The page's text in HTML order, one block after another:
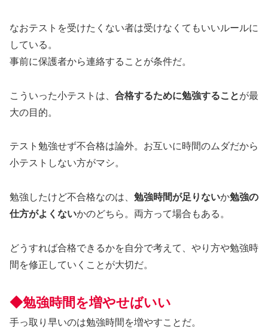
なおテストを受けたくない者は受けなくてもいいルールに
している。
事前に保護者から連絡することが条件だ。
こういった小テストは、 合格するために勉強することが最
大の目的。
テスト勉強せず不合格は論外。お互いに時間のムダだから
小テストしない方がマシ。
勉強したけど不合格なのは、 勉強時間が足りないか勉強の
仕方がよくないかのどちら。両方って場合もある。
どうすれば合格できるかを自分で考えて、やり方や勉強時
間を修正していくことが大切だ。
◆勉強時間を増やせばいい
手っ取り早いのは勉強時間を増やすことだ。